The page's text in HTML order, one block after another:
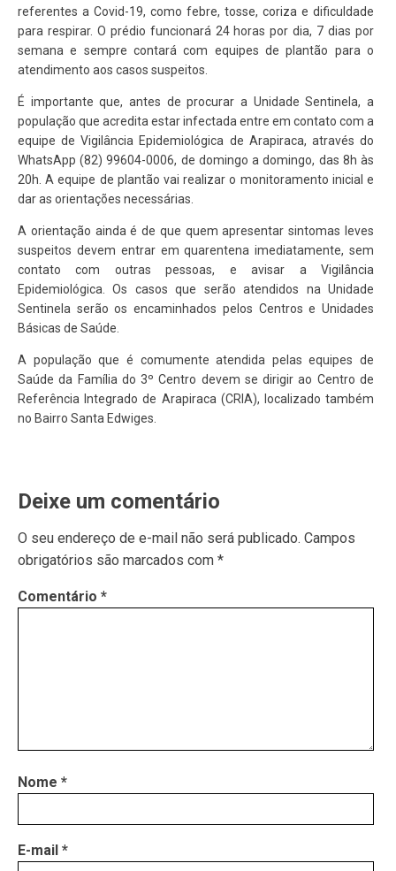
referentes a Covid-19, como febre, tosse, coriza e dificuldade
para respirar. O prédio funcionará 24 horas por dia, 7 dias por
semana e sempre contará com equipes de plantão para o
atendimento aos casos suspeitos.
É importante que, antes de procurar a Unidade Sentinela, a
população que acredita estar infectada entre em contato com a
equipe de Vigilância Epidemiológica de Arapiraca, através do
WhatsApp (82) 99604-0006, de domingo a domingo, das 8h às
20h. A equipe de plantão vai realizar o monitoramento inicial e
dar as orientações necessárias.
A orientação ainda é de que quem apresentar sintomas leves
suspeitos devem entrar em quarentena imediatamente, sem
contato com outras pessoas, e avisar a Vigilância
Epidemiológica. Os casos que serão atendidos na Unidade
Sentinela serão os encaminhados pelos Centros e Unidades
Básicas de Saúde.
A população que é comumente atendida pelas equipes de
Saúde da Família do 3º Centro devem se dirigir ao Centro de
Referência Integrado de Arapiraca (CRIA), localizado também
no Bairro Santa Edwiges.
Deixe um comentário
O seu endereço de e-mail não será publicado. Campos
obrigatórios são marcados com *
Comentário *
Nome *
E-mail *